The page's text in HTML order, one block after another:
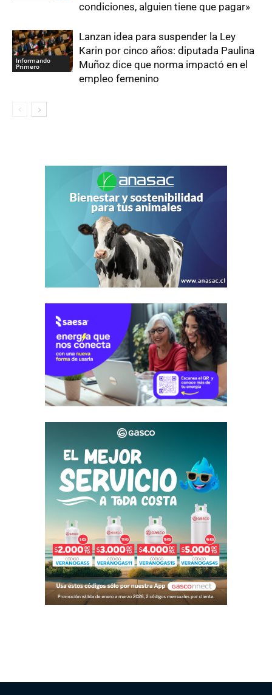
condiciones, alguien tiene que pagar»
Informando
Primero
Lanzan idea para suspender la Ley
Karin por cinco años: diputada Paulina
Muñoz dice que norma impactó en el
empleo femenino